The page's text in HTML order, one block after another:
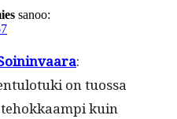
sanoo:
:
on tuos­sa
kuin